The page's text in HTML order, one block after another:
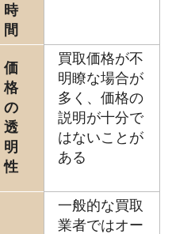
時
間
価
格
の
透
明
性
買取価格が不
明瞭な場合が
多く、価格の
説明が十分で
はないことが
ある
一般的な買取
業者ではオー